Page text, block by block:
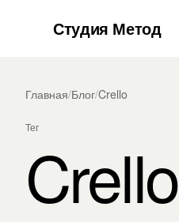
Студия Метод
Главная/Блог/Crello
Тег
Crello